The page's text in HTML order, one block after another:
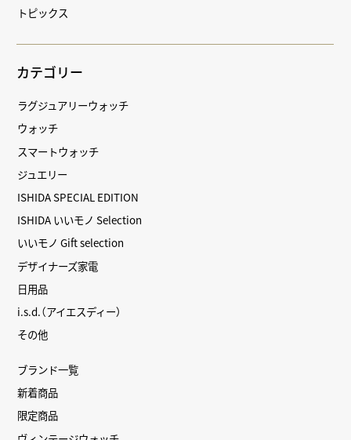
トピックス
カテゴリー
ラグジュアリーウォッチ
ウォッチ
スマートウォッチ
ジュエリー
ISHIDA SPECIAL EDITION
ISHIDA いいモノ Selection
いいモノ Gift selection
デザイナーズ家電
日用品
i.s.d.（アイエスディー）
その他
ブランド一覧
新着商品
限定商品